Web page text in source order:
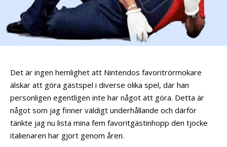
Det är ingen hemlighet att Nintendos favoritrörmokare
älskar att göra gästspel i diverse olika spel, där han
personligen egentligen inte har något att göra. Detta är
något som jag finner väldigt underhållande och därför
tänkte jag nu lista mina fem favoritgästinhopp den tjocke
italienaren har gjort genom åren.